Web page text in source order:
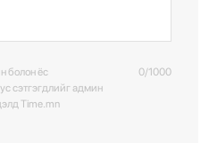
болон ёс
сэтгэгдлийг админ
Time.mn
0/1000